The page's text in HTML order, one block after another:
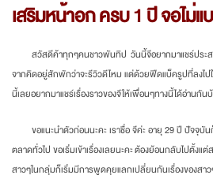
เสริมหน้าอก ครบ 1 ปี จอไม่
สวัสดีค้าทุกๆคนชาวพันทิป วันนี้จีอยากมาแชร์ประส
จากคิดอยู่สักพักว่าจะรีวิวดีไหม แต่ด้วยฟีดแบ็ครูปที่ลงไ
นี้เลยอยากมาแชร์เรื่องราวของจีให้เพื่อนๆทางนี้ได้อ่านกัน
ขอแนะนำตัวก่อนนะคะ เราชื่อ จีค่ะ อายุ 29 ปี ปัจจุบั
ตลาดทั่วไป ขอเริ่มเข้าเรื่องเลยนะคะ ต้องย้อนกลับไปตั้งแ
สาวๆในกลุ่มก็เริ่มมีการพูดคุยแลกเปลี่ยนกันเรื่องของสา